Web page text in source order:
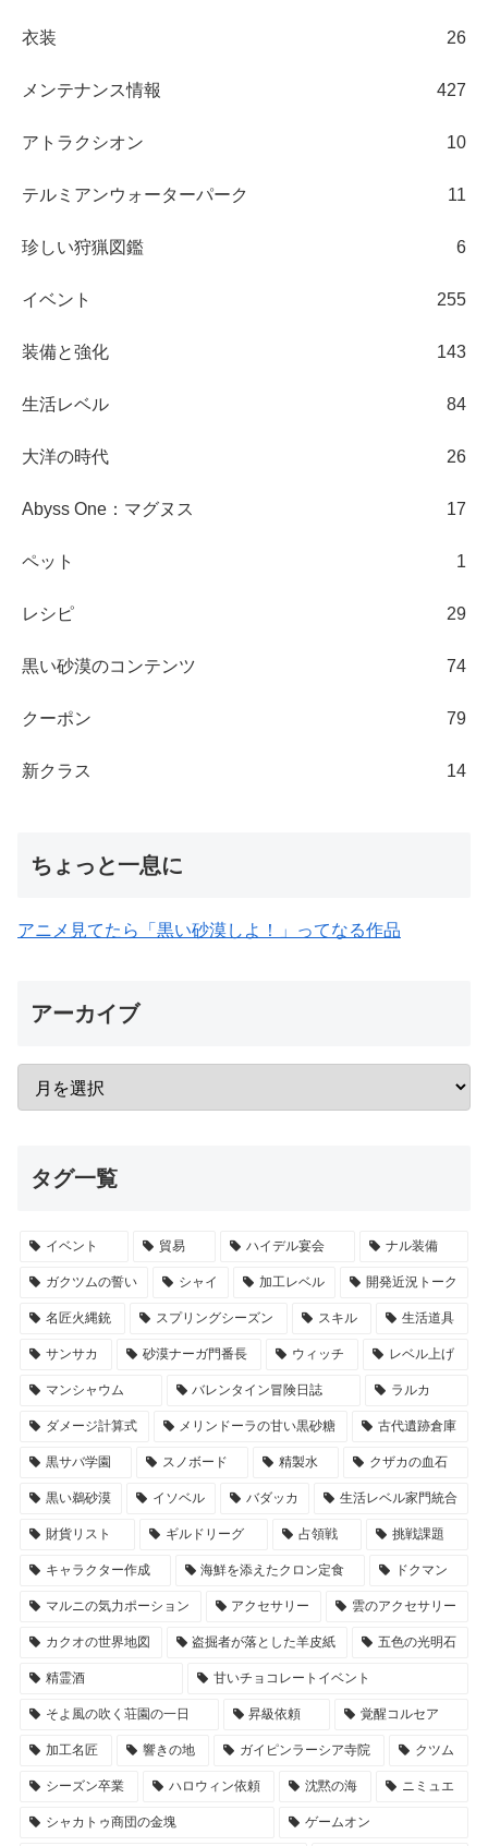
衣装 26
メンテナンス情報 427
アトラクシオン 10
テルミアンウォーターパーク 11
珍しい狩猟図鑑 6
イベント 255
装備と強化 143
生活レベル 84
大洋の時代 26
Abyss One：マグヌス 17
ペット 1
レシピ 29
黒い砂漠のコンテンツ 74
クーポン 79
新クラス 14
ちょっと一息に
アニメ見てたら「黒い砂漠しよ！」ってなる作品
アーカイブ
タグ一覧
イベント 貿易 ハイデル宴会 ナル装備
ガクツムの誓い シャイ 加工レベル 開発近況トーク
名匠火縄銃 スプリングシーズン スキル 生活道具
サンサカ 砂漠ナーガ門番長 ウィッチ レベル上げ
マンシャウム バレンタイン冒険日誌 ラルカ
ダメージ計算式 メリンドーラの甘い黒砂糖 古代遺跡倉庫
黒サバ学園 スノボード 精製水 クザカの血石
黒い鵜砂漠 イソベル バダッカ 生活レベル家門統合
財貨リスト ギルドリーグ 占領戦 挑戦課題
キャラクター作成 海鮮を添えたクロン定食 ドクマン
マルニの気力ポーション アクセサリー 雲のアクセサリー
カクオの世界地図 盗掘者が落とした羊皮紙 五色の光明石
精霊酒 甘いチョコレートイベント
そよ風の吹く荘園の一日 昇級依頼 覚醒コルセア
加工名匠 響きの地 ガイピンラーシア寺院 クツム
シーズン卒業 ハロウィン依頼 沈黙の海 ニミュエ
シャカトゥ商団の金塊 ゲームオン